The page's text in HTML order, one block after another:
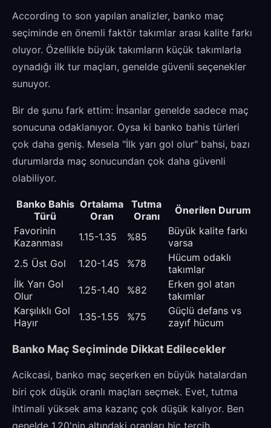
According to son yapılan analizler, banko maç
seçiminde en önemli faktör takımlar arası kalite farkı
oluyor. Özellikle büyük takımların küçük takımlarla
oynadığı ilk tur maçları, genelde güvenli seçenekler
sunuyor.
Bir de şunu fark ettim: İnsanlar genelde sadece maç
sonucuna odaklanıyor. Oysa ki banko bahis türleri
çok daha geniş. Mesela "İlk yarı gol olur" bahsi, bazı
durumlarda maç sonucundan çok daha güvenli
olabiliyor.
Banko Bahis
Türü
Ortalama
Oran
Tutma
Oranı
Önerilen Durum
Favorinin
Kazanması
1.15-1.35 %85
Büyük kalite farkı
varsa
2.5 Üst Gol
1.20-1.45 %78
Hücum odaklı
takımlar
İlk Yarı Gol
Olur
1.25-1.40 %82
Erken gol atan
takımlar
Karşılıklı Gol
Hayır
1.35-1.55 %75
Güçlü defans vs
zayıf hücum
Banko Maç Seçiminde Dikkat Edilecekler
Acikcasi, banko maç seçerken en büyük hatalardan
biri çok düşük oranlı maçları seçmek. Evet, tutma
ihtimali yüksek ama kazanç çok düşük kalıyor. Ben
genelde 1.20'nin altındaki oranları hiç tercih